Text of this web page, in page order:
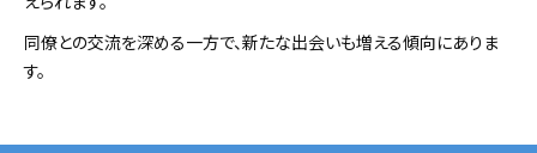
同僚との交流を深める一方で、新たな出会いも増える傾向にありま
す。